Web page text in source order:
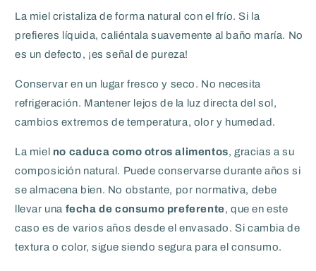
La miel cristaliza de forma natural con el frío. Si la
prefieres líquida, caliéntala suavemente al baño maría. No
es un defecto, ¡es señal de pureza!
Conservar en un lugar fresco y seco. No necesita
refrigeración. Mantener lejos de la luz directa del sol,
cambios extremos de temperatura, olor y humedad.
La miel no caduca como otros alimentos, gracias a su
composición natural. Puede conservarse durante años si
se almacena bien. No obstante, por normativa, debe
llevar una fecha de consumo preferente, que en este
caso es de varios años desde el envasado. Si cambia de
textura o color, sigue siendo segura para el consumo.